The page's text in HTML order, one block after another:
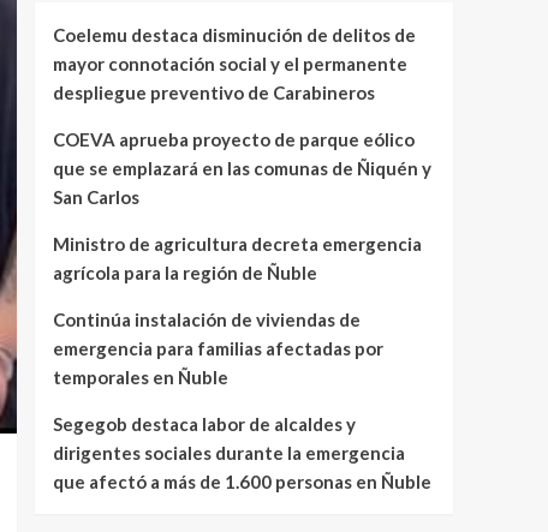
Coelemu destaca disminución de delitos de
mayor connotación social y el permanente
despliegue preventivo de Carabineros
COEVA aprueba proyecto de parque eólico
que se emplazará en las comunas de Ñiquén y
San Carlos
Ministro de agricultura decreta emergencia
agrícola para la región de Ñuble
Continúa instalación de viviendas de
emergencia para familias afectadas por
temporales en Ñuble
Segegob destaca labor de alcaldes y
dirigentes sociales durante la emergencia
que afectó a más de 1.600 personas en Ñuble